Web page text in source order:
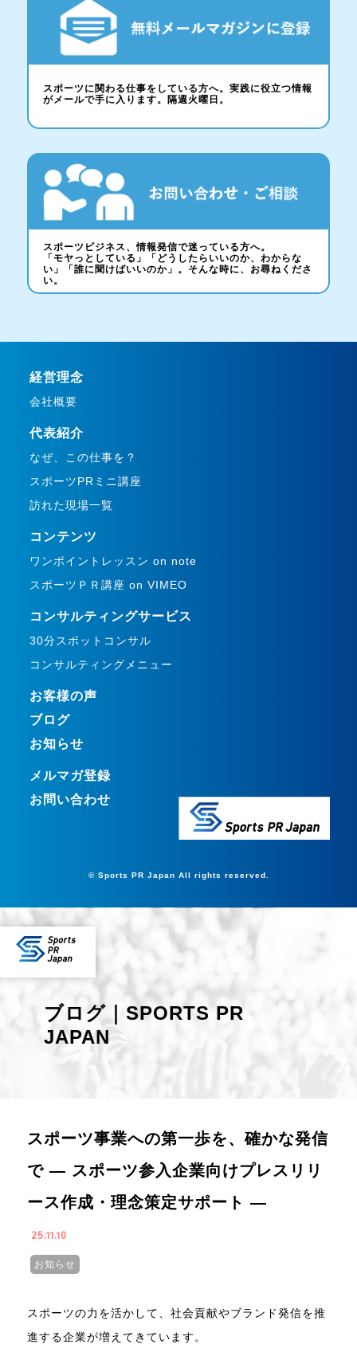
スポーツに関わる仕事をしている方へ。実践に役立つ情報
がメールで手に入ります。隔週火曜日。
スポーツビジネス、情報発信で迷っている方へ。
「モヤっとしている」「どうしたらいいのか、わからな
い」「誰に聞けばいいのか」。そんな時に、お尋ねくださ
い。
経営理念
会社概要
代表紹介
なぜ、この仕事を？
スポーツPRミニ講座
訪れた現場一覧
コンテンツ
ワンポイントレッスン on note
スポーツＰＲ講座 on VIMEO
コンサルティングサービス
30分スポットコンサル
コンサルティングメニュー
お客様の声
ブログ
お知らせ
メルマガ登録
お問い合わせ
© Sports PR Japan All rights reserved.
ブログ｜SPORTS PR
JAPAN
スポーツ事業への第一歩を、確かな発信
で ― スポーツ参入企業向けプレスリリ
ース作成・理念策定サポート ―
25.11.10
お知らせ
スポーツの力を活かして、社会貢献やブランド発信を推
進する企業が増えてきています。